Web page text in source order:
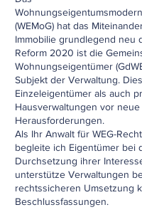
(WEMoG) hat das
Immobilie grundlegend neu
Reform 2020 ist die
Wohnungseigentümer
Subjekt der Verwaltung.
Einzeleigentümer als auch
Hausverwaltungen vor
Herausforderungen.
Als Ihr Anwalt für WEG-
begleite ich Eigentümer bei
Durchsetzung ihrer
unterstütze Verwaltungen
rechtssicheren Umsetzung
Beschlussfassungen.